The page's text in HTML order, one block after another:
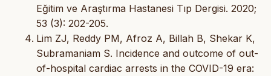
Eğitim ve Araştırma Hastanesi Tıp Dergisi. 2020;
53 (3): 202-205.
Lim ZJ, Reddy PM, Afroz A, Billah B, Shekar K,
Subramaniam S. Incidence and outcome of out-
of-hospital cardiac arrests in the COVID-19 era: